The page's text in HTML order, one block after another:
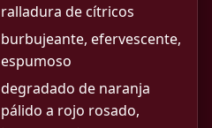
ralladura de cítricos
burbujeante, efervescente,
espumoso
degradado de naranja
pálido a rojo rosado,